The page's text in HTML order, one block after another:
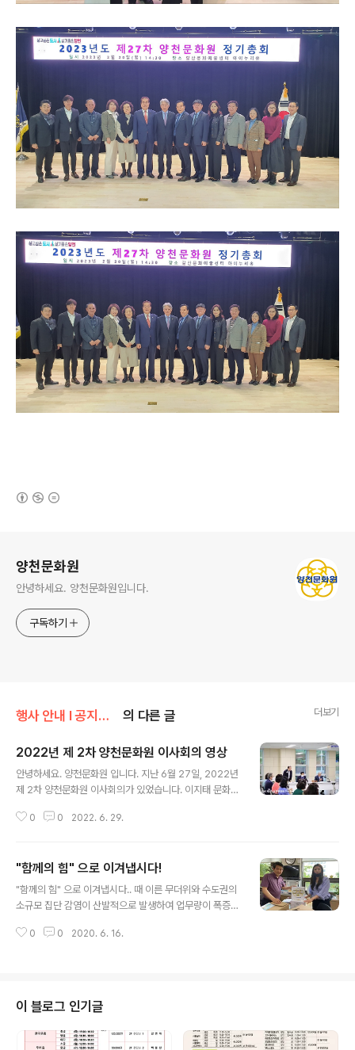
양천문화원
안녕하세요. 양천문화원입니다.
구독하기
행사 안내 Ι 공지사항/문화원 소식 의 다른 글 더보기
2022년 제 2차 양천문화원 이사회의 영상
안녕하세요. 양천문화원 입니다. 지난 6월 27일, 2022년
제 2차 양천문화원 이사회의가 있었습니다. 이지태 문화원
화원 새 원사를 살펴보는 시간을 가졌으며 이어서 진지하
도 참석하였습니다. 2022년 제 2차 양천문화원 이사회의,
영상으로 함께 살펴보겠습니다.
0 0 2022. 6. 29.
"함께의 힘" 으로 이겨냅시다!
"함께의 힘" 으로 이겨냅시다.. 때 이른 무더위와 수도권의
소규모 집단 감염이 산발적으로 발생하여 업무량이 폭증하
근무하는 의료진과 관계공무원 여러분께 고마움과 응원하
니다.
0 0 2020. 6. 16.
이 블로그 인기글